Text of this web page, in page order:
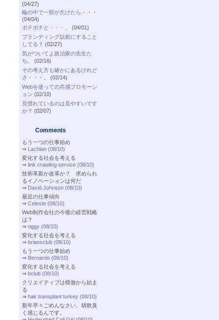
(04/27)
輪の中で一部が欠けたら・・・
(04/04)
ボチボチと・・・。
(04/01)
ブランディング以前にすること
してる？ (02/27)
気がついてよ政治家の先生た
ち。
(02/16)
その考え方も確かにあるけれど
さ・・・。
(02/14)
Webを使っての共感プロモーシ
ョン (02/10)
見慣れているのは見やすいです
か？ (02/07)
Comments
もう一つの仕事始め
⇒ Lachlan (08/10)
変化する社会を考える
⇒ link crawling service (08/10)
技術革新か改革か？ 求められ
るイノベーションは何だ
⇒ David Johnson (08/10)
最近の仕事傾向
⇒ Celeste (08/10)
Web制作会社の今後の経営戦略
は？
⇒ oggy (08/10)
変化する社会を考える
⇒ briansclub (08/10)
もう一つの仕事始め
⇒ Bernardo (08/10)
変化する社会を考える
⇒ bclub (08/10)
クリエイティブは模倣から始ま
る
⇒ hair transplant turkey (08/10)
新年早々ごめんなさい、胡散臭
く感じるんです。